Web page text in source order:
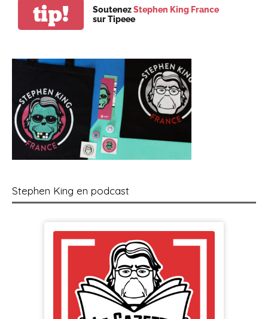
tip! SoutenezStephen King France
sur Tipeee
Stephen King en podcast